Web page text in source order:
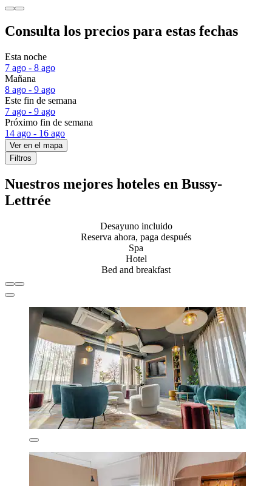
Consulta los precios para estas fechas
Esta noche
7 ago - 8 ago
Mañana
8 ago - 9 ago
Este fin de semana
7 ago - 9 ago
Próximo fin de semana
14 ago - 16 ago
Ver en el mapa
Filtros
Nuestros mejores hoteles en Bussy-
Lettrée
Desayuno incluido
Reserva ahora, paga después
Spa
Hotel
Bed and breakfast